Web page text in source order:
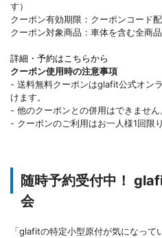
す）
クーポン有効期限：クーポンコード
クーポン対象商品：車体を含む全商品
詳細・予約はこちらから
クーポン使用時の注意事項
- 送料無料クーポンはglafit公式オン
けます。
- 他のクーポンとの併用はできません
- クーポンのご利用はお一人様1回限
随時予約受付中！
会
「glafitの特定小型原付が気になっ